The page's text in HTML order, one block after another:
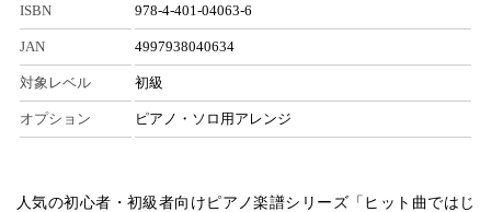
ISBN 978-4-401-04063-6
JAN 4997938040634
対象レベル 初級
オプション ピアノ・ソロ用アレンジ
人気の初心者・初級者向けピアノ楽譜シリーズ「ヒット曲ではじ